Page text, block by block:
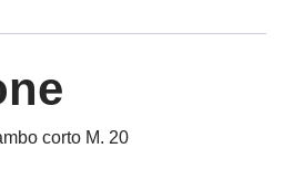
corto M. 20